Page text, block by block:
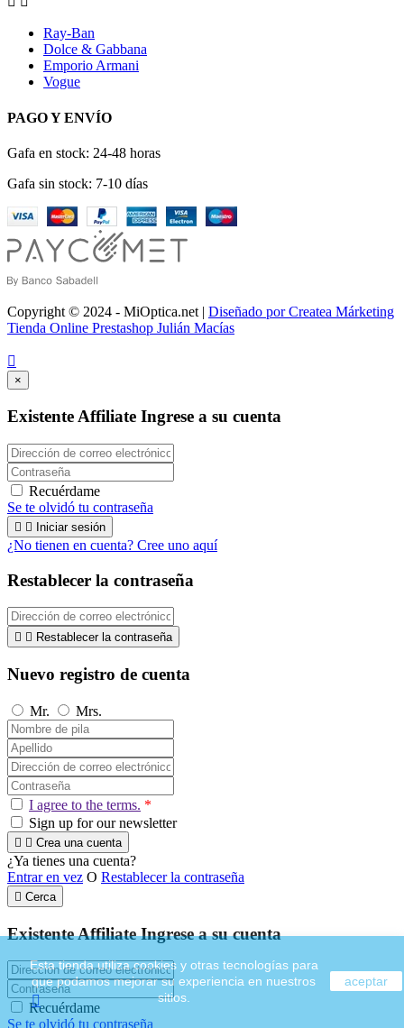
Ray-Ban
Dolce & Gabbana
Emporio Armani
Vogue
PAGO Y ENVÍO
Gafa en stock: 24-48 horas
Gafa sin stock: 7-10 días
Esta tienda utiliza cookies y otras tecnologías para
que podamos mejorar su experiencia en nuestros
sitios.
aceptar
Copyright © 2024 - MiOptica.net | Diseñado por Createa Márketing
Tienda Online Prestashop Julián Macías


×
Existente Affiliate Ingrese a su cuenta
Recuérdame
Se te olvidó tu contraseña
  Iniciar sesión
¿No tienen en cuenta? Cree uno aquí
Restablecer la contraseña
  Restablecer la contraseña
Nuevo registro de cuenta
Mr. Mrs.
I agree to the terms. *
Sign up for our newsletter
  Crea una cuenta
¿Ya tienes una cuenta?
Entrar en vez O Restablecer la contraseña
 Cerca
Existente AffiliateIngrese a su cuenta
Recuérdame
Se te olvidó tu contraseña